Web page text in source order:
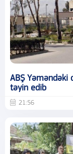
ABŞ Yəməndəki
təyin edib
21:56